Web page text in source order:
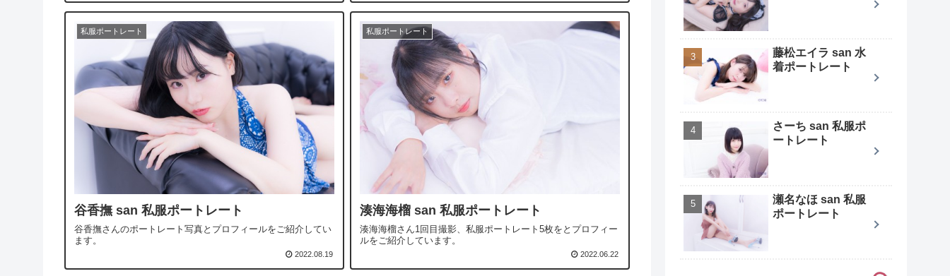
私服ポートレート
谷香撫 san 私服ポートレート
谷香撫さんのポートレート写真とプロフィールをご紹介してい
ます。
2022.08.19
私服ポートレート
湊海海榴 san 私服ポートレート
湊海海榴さん1回目撮影、私服ポートレート5枚をとプロフィー
ルをご紹介しています。
2022.06.22
藤松エイラ san 水
着ポートレート
さーち san 私服ポ
ートレート
瀬名なほ san 私服
ポートレート